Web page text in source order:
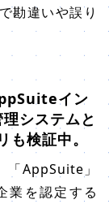
勘違いや誤り
イン
システムと
検証中。
「AppSuite」
業を認定する